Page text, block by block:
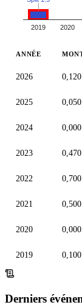
2019 2020
ANNÉE
2026
2025
2024
2023
2022
2021
2020
2019
Derniers